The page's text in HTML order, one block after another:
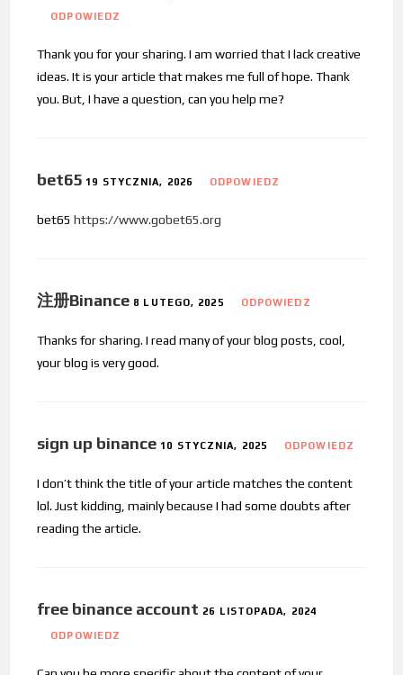
ODPOWIEDZ
Thank you for your sharing. I am worried that I lack creative
ideas. It is your article that makes me full of hope. Thank
you. But, I have a question, can you help me?
bet65 19 STYCZNIA, 2026 ODPOWIEDZ
bet65https://www.gobet65.org
注册Binance 8 LUTEGO, 2025 ODPOWIEDZ
Thanks for sharing. I read many of your blog posts, cool,
your blog is very good.
sign up binance 10 STYCZNIA, 2025 ODPOWIEDZ
I don’t think the title of your article matches the content
lol. Just kidding, mainly because I had some doubts after
reading the article.
free binance account 26 LISTOPADA, 2024
ODPOWIEDZ